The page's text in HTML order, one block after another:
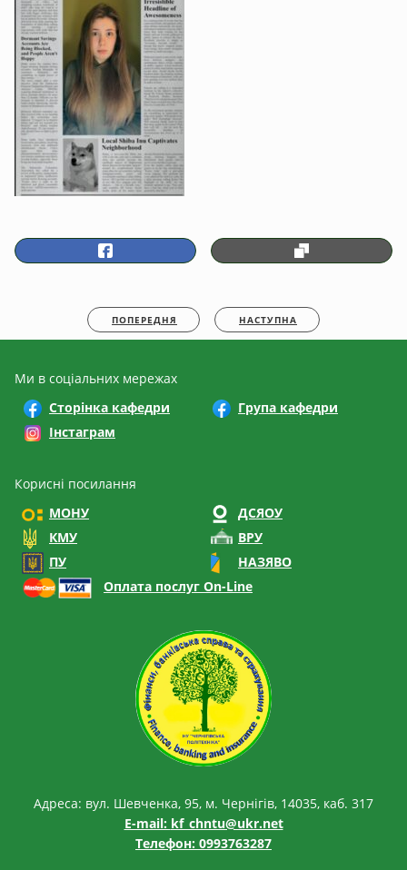
ПОПЕРЕДНЯ НАСТУПНА
Ми в соціальних мережах
Сторінка кафедри
Група кафедри
Інстаграм
Корисні посилання
МОНУ
ДСЯОУ
КМУ
ВРУ
ПУ
НАЗЯВО
Оплата послуг On-Line
Адреса: вул. Шевченка, 95, м. Чернігів, 14035, каб. 317
E-mail: kf_chntu@ukr.net
Телефон: 0993763287